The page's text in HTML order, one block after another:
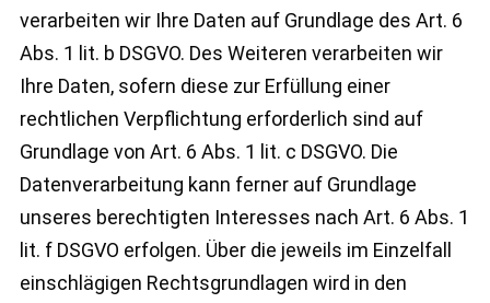
verarbeiten wir Ihre Daten auf Grundlage des Art. 6
Abs. 1 lit. b DSGVO. Des Weiteren verarbeiten wir
Ihre Daten, sofern diese zur Erfüllung einer
rechtlichen Verpflichtung erforderlich sind auf
Grundlage von Art. 6 Abs. 1 lit. c DSGVO. Die
Datenverarbeitung kann ferner auf Grundlage
unseres berechtigten Interesses nach Art. 6 Abs. 1
lit. f DSGVO erfolgen. Über die jeweils im Einzelfall
einschlägigen Rechtsgrundlagen wird in den